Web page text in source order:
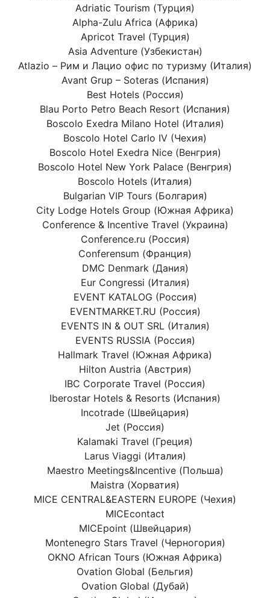
Adriatic Tourism (Турция)
Alpha-Zulu Africa (Африка)
Apricot Travel (Турция)
Asia Adventure (Узбекистан)
Atlazio – Рим и Лацио офис по туризму (Италия)
Avant Grup – Soteras (Испания)
Best Hotels (Россия)
Blau Porto Petro Beach Resort (Испания)
Boscolo Exedra Milano Hotel (Италия)
Boscolo Hotel Carlo IV (Чехия)
Boscolo Hotel Exedra Nice (Венгрия)
Boscolo Hotel New York Palace (Венгрия)
Boscolo Hotels (Италия)
Bulgarian VIP Tours (Болгария)
City Lodge Hotels Group (Южная Африка)
Conference & Incentive Travel (Украина)
Conference.ru (Россия)
Conferensum (Франция)
DMC Denmark (Дания)
Eur Congressi (Италия)
EVENT KATALOG (Россия)
EVENTMARKET.RU (Россия)
EVENTS IN & OUT SRL (Италия)
EVENTS RUSSIA (Россия)
Hallmark Travel (Южная Африка)
Hilton Austria (Австрия)
IBC Corporate Travel (Россия)
Iberostar Hotels & Resorts (Испания)
Incotrade (Швейцария)
Jet (Россия)
Kalamaki Travel (Греция)
Larus Viaggi (Италия)
Maestro Meetings&Incentive (Польша)
Maistra (Хорватия)
MICE CENTRAL&EASTERN EUROPE (Чехия)
MICEcontact
MICEpoint (Швейцария)
Montenegro Stars Travel (Черногория)
OKNO African Tours (Южная Африка)
Ovation Global (Бельгия)
Ovation Global (Дубай)